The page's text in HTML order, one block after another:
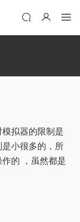
拟器的限制是
小很多的，所
的 ，虽然都是